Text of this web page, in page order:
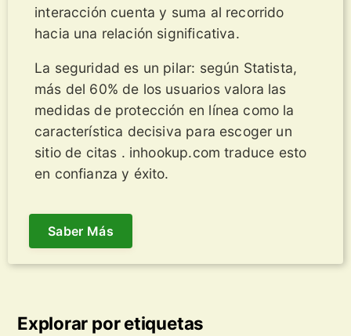
interacción cuenta y suma al recorrido
hacia una relación significativa.
La seguridad es un pilar: según Statista,
más del 60% de los usuarios valora las
medidas de protección en línea como la
característica decisiva para escoger un
sitio de citas . inhookup.com traduce esto
en confianza y éxito.
Saber Más
Explorar por etiquetas